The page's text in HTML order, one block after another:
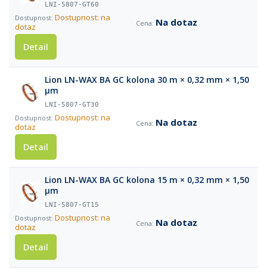
LNI-5807-GT60
Dostupnost: na
dotaz
Na dotaz
Detail
Lion LN-WAX BA GC kolona 30 m × 0,32 mm × 1,50
µm
LNI-5807-GT30
Dostupnost: na
dotaz
Na dotaz
Detail
Lion LN-WAX BA GC kolona 15 m × 0,32 mm × 1,50
µm
LNI-5807-GT15
Dostupnost: na
dotaz
Na dotaz
Detail